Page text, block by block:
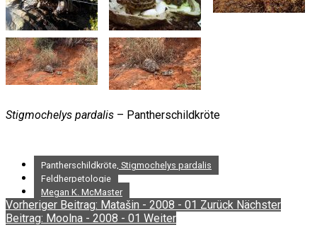
Stigmochelys pardalis – Pantherschildkröte
Pantherschildkröte, Stigmochelys pardalis
Feldherpetologie
Megan K. McMaster
Vorheriger Beitrag: Matašin - 2008 - 01 Zurück Nächster
Beitrag: Moolna - 2008 - 01 Weiter